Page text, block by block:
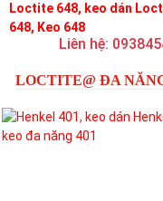
Loctite 648, keo dán
648, Keo 648
Liên hệ:
LOCTITE@ ĐA